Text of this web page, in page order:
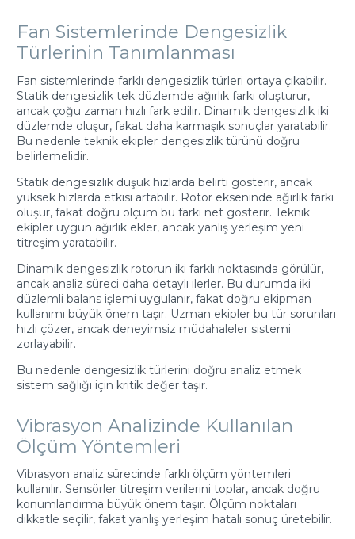
Fan Sistemlerinde Dengesizlik
Türlerinin Tanımlanması
Fan sistemlerinde farklı dengesizlik türleri ortaya çıkabilir.
Statik dengesizlik tek düzlemde ağırlık farkı oluşturur,
ancak çoğu zaman hızlı fark edilir. Dinamik dengesizlik iki
düzlemde oluşur, fakat daha karmaşık sonuçlar yaratabilir.
Bu nedenle teknik ekipler dengesizlik türünü doğru
belirlemelidir.
Statik dengesizlik düşük hızlarda belirti gösterir, ancak
yüksek hızlarda etkisi artabilir. Rotor ekseninde ağırlık farkı
oluşur, fakat doğru ölçüm bu farkı net gösterir. Teknik
ekipler uygun ağırlık ekler, ancak yanlış yerleşim yeni
titreşim yaratabilir.
Dinamik dengesizlik rotorun iki farklı noktasında görülür,
ancak analiz süreci daha detaylı ilerler. Bu durumda iki
düzlemli balans işlemi uygulanır, fakat doğru ekipman
kullanımı büyük önem taşır. Uzman ekipler bu tür sorunları
hızlı çözer, ancak deneyimsiz müdahaleler sistemi
zorlayabilir.
Bu nedenle dengesizlik türlerini doğru analiz etmek
sistem sağlığı için kritik değer taşır.
Vibrasyon Analizinde Kullanılan
Ölçüm Yöntemleri
Vibrasyon analiz sürecinde farklı ölçüm yöntemleri
kullanılır. Sensörler titreşim verilerini toplar, ancak doğru
konumlandırma büyük önem taşır. Ölçüm noktaları
dikkatle seçilir, fakat yanlış yerleşim hatalı sonuç üretebilir.